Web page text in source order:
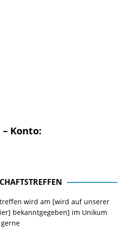
Konto:
wird am [wird auf unserer
bekanntgegeben] im Unikum